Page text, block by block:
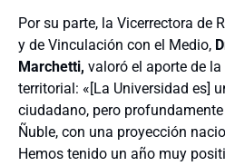
Por su parte, la Vicerrectora de
y de Vinculación con el Medio,
Marchetti, valoró el aporte de
territorial: «[La Universidad es]
ciudadano, pero
Ñuble, con una proyección
Hemos tenido un año muy